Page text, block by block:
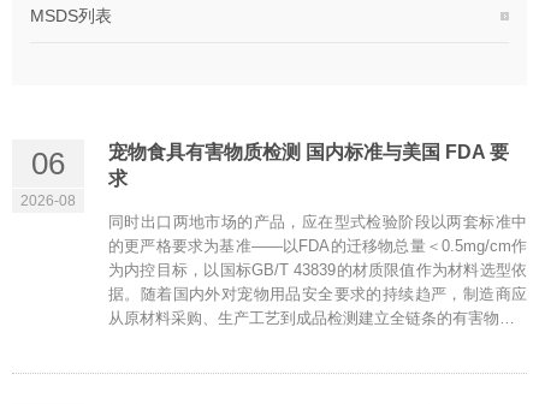
MSDS列表
06
2026-08
宠物食具有害物质检测 国内标准与美国 FDA 要
求
同时出口两地市场的产品，应在型式检验阶段以两套标准中
的更严格要求为基准——以FDA的迁移物总量＜0.5mg/cm作
为内控目标，以国标GB/T 43839的材质限值作为材料选型依
据。随着国内外对宠物用品安全要求的持续趋严，制造商应
从原材料采购、生产工艺到成品检测建立全链条的有害物…